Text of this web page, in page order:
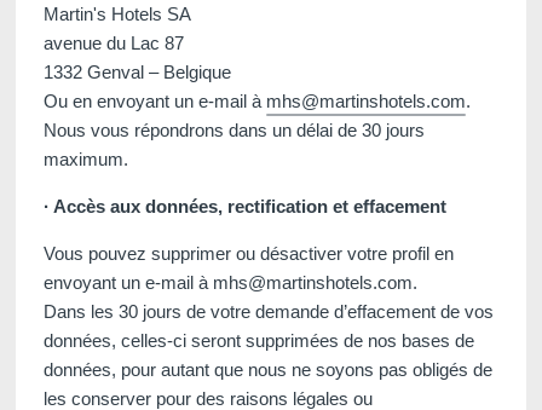
Martin's Hotels SA
avenue du Lac 87
1332 Genval – Belgique
Ou en envoyant un e-mail à mhs@martinshotels.com.
Nous vous répondrons dans un délai de 30 jours
maximum.
· Accès aux données, rectification et effacement
Vous pouvez supprimer ou désactiver votre profil en
envoyant un e-mail à mhs@martinshotels.com.
Dans les 30 jours de votre demande d’effacement de vos
données, celles-ci seront supprimées de nos bases de
données, pour autant que nous ne soyons pas obligés de
les conserver pour des raisons légales ou